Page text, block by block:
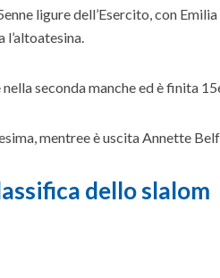
ligure dell’Esercito, con
seconda manche ed è finita
mentree è uscita Annette
dello slalom